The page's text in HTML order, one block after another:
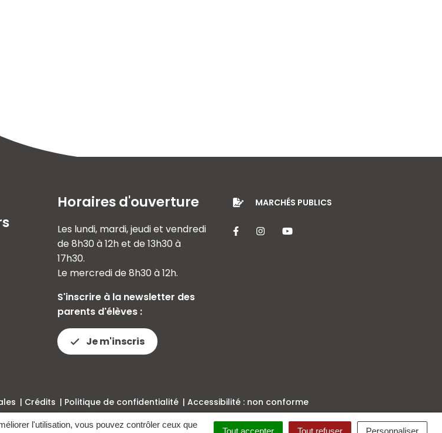
l'utilisation, vous pouvez contrôler ceux que
Tout accepter Tout refuser Personnaliser
Horaires d'ouverture
Les lundi, mardi, jeudi et vendredi
de 8h30 à 12h et de 13h30 à
17h30.
Le mercredi de 8h30 à 12h.
S'inscrire à la newsletter des
parents d'élèves :
Je m'inscris
MARCHÉS PUBLICS
Lien vers le compte Facebook
Lien vers le compte Instagram
Lien vers la chaîne Youtube
Crédits Politique de confidentialité Accessibilité : non conforme